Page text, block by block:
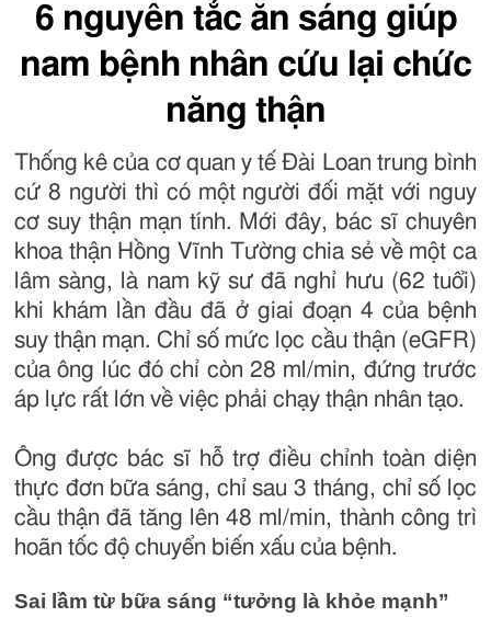
6 nguyên tắc ăn sáng giúp
nam bệnh nhân cứu lại chức
năng thận
Thống kê của cơ quan y tế Đài Loan trung bình
cứ 8 người thì có một người đối mặt với nguy
cơ suy thận mạn tính. Mới đây, bác sĩ chuyên
khoa thận Hồng Vĩnh Tường chia sẻ về một ca
lâm sàng, là nam kỹ sư đã nghỉ hưu (62 tuổi)
khi khám lần đầu đã ở giai đoạn 4 của bệnh
suy thận mạn. Chỉ số mức lọc cầu thận (eGFR)
của ông lúc đó chỉ còn 28 ml/min, đứng trước
áp lực rất lớn về việc phải chạy thận nhân tạo.
Ông được bác sĩ hỗ trợ điều chỉnh toàn diện
thực đơn bữa sáng, chỉ sau 3 tháng, chỉ số lọc
cầu thận đã tăng lên 48 ml/min, thành công trì
hoãn tốc độ chuyển biến xấu của bệnh.
Sai lầm từ bữa sáng “tưởng là khỏe mạnh”